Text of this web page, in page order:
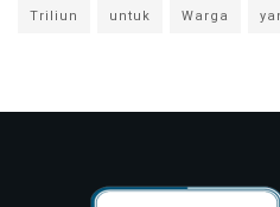
Triliun
untuk Warga